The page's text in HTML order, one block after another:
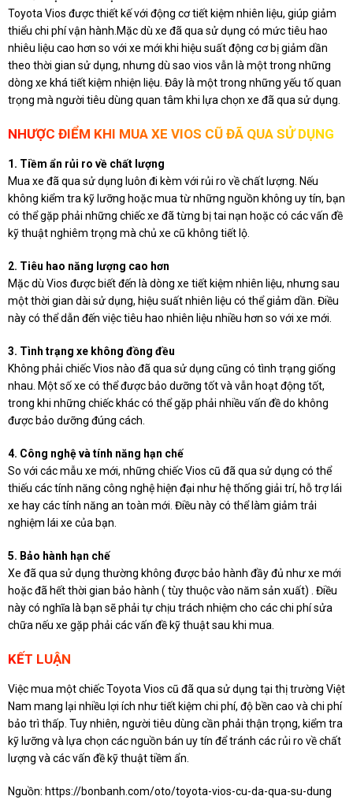
Toyota Vios được thiết kế với động cơ tiết kiệm nhiên liệu, giúp giảm
thiểu chi phí vận hành.Mặc dù xe đã qua sử dụng có mức tiêu hao
nhiêu liệu cao hơn so với xe mới khi hiệu suất động cơ bị giảm dần
theo thời gian sử dụng, nhưng dù sao vios vẫn là một trong những
dòng xe khá tiết kiệm nhiện liệu. Đây là một trong những yếu tố quan
trọng mà người tiêu dùng quan tâm khi lựa chọn xe đã qua sử dụng.
NHƯỢC ĐIỂM KHI MUA XE VIOS CŨ ĐÃ QUA SỬ DỤNG
1. Tiềm ẩn rủi ro về chất lượng
Mua xe đã qua sử dụng luôn đi kèm với rủi ro về chất lượng. Nếu
không kiểm tra kỹ lưỡng hoặc mua từ những nguồn không uy tín, bạn
có thể gặp phải những chiếc xe đã từng bị tai nạn hoặc có các vấn đề
kỹ thuật nghiêm trọng mà chủ xe cũ không tiết lộ.
2. Tiêu hao năng lượng cao hơn
Mặc dù Vios được biết đến là dòng xe tiết kiệm nhiên liệu, nhưng sau
một thời gian dài sử dụng, hiệu suất nhiên liệu có thể giảm dần. Điều
này có thể dẫn đến việc tiêu hao nhiên liệu nhiều hơn so với xe mới.
3. Tình trạng xe không đồng đều
Không phải chiếc Vios nào đã qua sử dụng cũng có tình trạng giống
nhau. Một số xe có thể được bảo dưỡng tốt và vẫn hoạt động tốt,
trong khi những chiếc khác có thể gặp phải nhiều vấn đề do không
được bảo dưỡng đúng cách.
4. Công nghệ và tính năng hạn chế
So với các mẫu xe mới, những chiếc Vios cũ đã qua sử dụng có thể
thiếu các tính năng công nghệ hiện đại như hệ thống giải trí, hỗ trợ lái
xe hay các tính năng an toàn mới. Điều này có thể làm giảm trải
nghiệm lái xe của bạn.
5. Bảo hành hạn chế
Xe đã qua sử dụng thường không được bảo hành đầy đủ như xe mới
hoặc đã hết thời gian bảo hành ( tùy thuộc vào năm sản xuất) . Điều
này có nghĩa là bạn sẽ phải tự chịu trách nhiệm cho các chi phí sửa
chữa nếu xe gặp phải các vấn đề kỹ thuật sau khi mua.
KẾT LUẬN
Việc mua một chiếc Toyota Vios cũ đã qua sử dụng tại thị trường Việt
Nam mang lại nhiều lợi ích như tiết kiệm chi phí, độ bền cao và chi phí
bảo trì thấp. Tuy nhiên, người tiêu dùng cần phải thận trọng, kiểm tra
kỹ lưỡng và lựa chọn các nguồn bán uy tín để tránh các rủi ro về chất
lượng và các vấn đề kỹ thuật tiềm ẩn.
Nguồn: https://bonbanh.com/oto/toyota-vios-cu-da-qua-su-dung